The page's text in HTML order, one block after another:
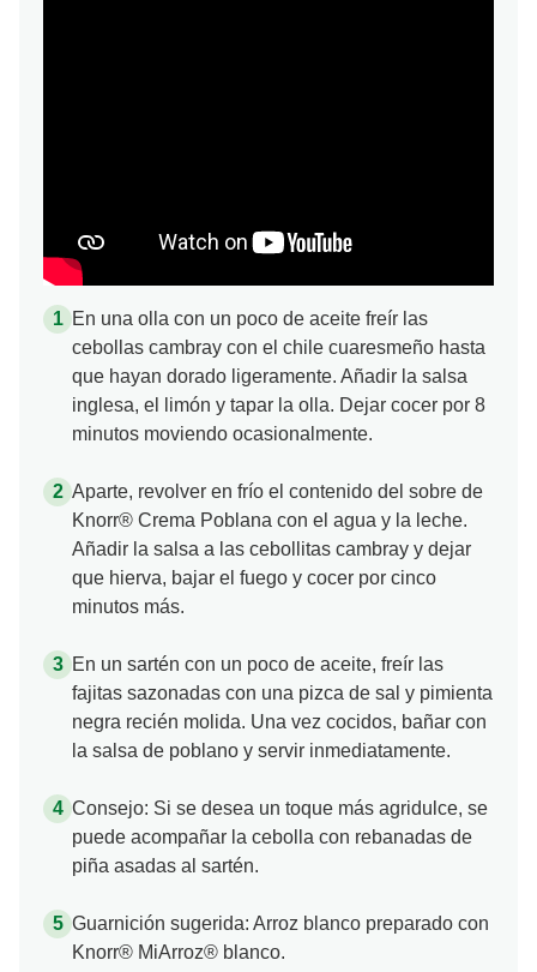
En una olla con un poco de aceite freír las
cebollas cambray con el chile cuaresmeño hasta
que hayan dorado ligeramente. Añadir la salsa
inglesa, el limón y tapar la olla. Dejar cocer por 8
minutos moviendo ocasionalmente.
Aparte, revolver en frío el contenido del sobre de
Knorr® Crema Poblana con el agua y la leche.
Añadir la salsa a las cebollitas cambray y dejar
que hierva, bajar el fuego y cocer por cinco
minutos más.
En un sartén con un poco de aceite, freír las
fajitas sazonadas con una pizca de sal y pimienta
negra recién molida. Una vez cocidos, bañar con
la salsa de poblano y servir inmediatamente.
Consejo: Si se desea un toque más agridulce, se
puede acompañar la cebolla con rebanadas de
piña asadas al sartén.
Guarnición sugerida: Arroz blanco preparado con
Knorr® MiArroz® blanco.